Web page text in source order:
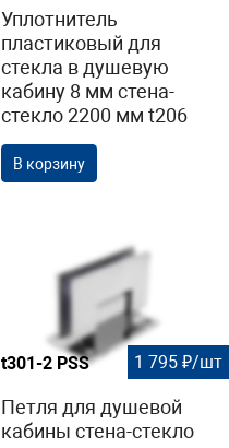
Уплотнитель
пластиковый для
стекла в душевую
кабину 8 мм стена-
стекло 2200 мм t206
В корзину
t301-2 PSS 1 795 ₽/шт
Петля для душевой
кабины стена-стекло